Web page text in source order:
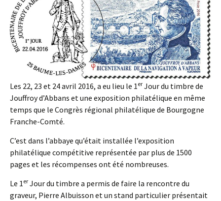
Les 22, 23 et 24 avril 2016, a eu lieu le 1 er Jour du timbre de
Jouffroy d’Abbans et une exposition philatélique en même
temps que le Congrès régional philatélique de Bourgogne
Franche-Comté.
C’est dans l’abbaye qu’était installée l’exposition
philatélique compétitive représentée par plus de 1500
pages et les récompenses ont été nombreuses.
Le 1 er Jour du timbre a permis de faire la rencontre du
graveur, Pierre Albuisson et un stand particulier présentait